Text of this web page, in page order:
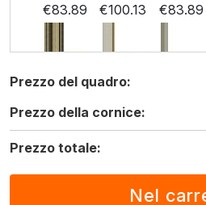
€83.89
€100.13
€83.89
F5429-258
208.61
€120.99
F3013-236
€89.12
201.65
201.65
Prezzo del quadro:
Prezzo della cornice:
Prezzo totale: